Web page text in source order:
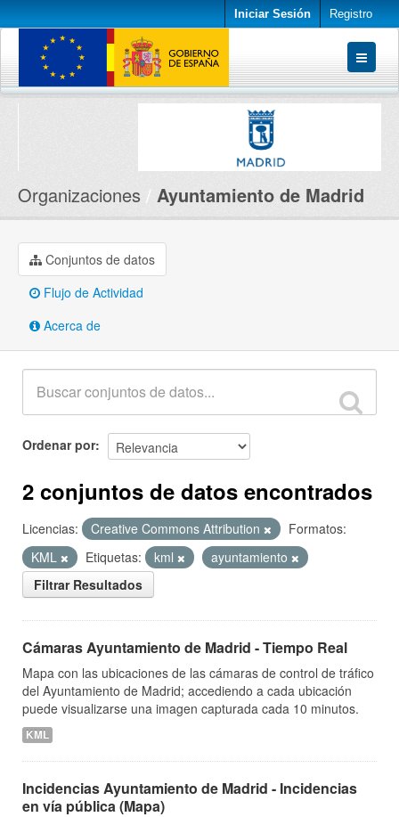
Iniciar Sesión Registro
Conjuntos de datos
Organizaciones Ayuntamiento de Madrid
Conjuntos de datos
Flujo de Actividad
Acerca de
Ordenar por
2 conjuntos de datos encontrados
Licencias: Creative Commons Attribution
Formatos:
KML
Etiquetas: kml
ayuntamiento
Filtrar Resultados
Cámaras Ayuntamiento de Madrid - Tiempo Real
Mapa con las ubicaciones de las cámaras de control de tráfico
del Ayuntamiento de Madrid; accediendo a cada ubicación
puede visualizarse una imagen capturada cada 10 minutos.
KML
Incidencias Ayuntamiento de Madrid - Incidencias
en vía pública (Mapa)